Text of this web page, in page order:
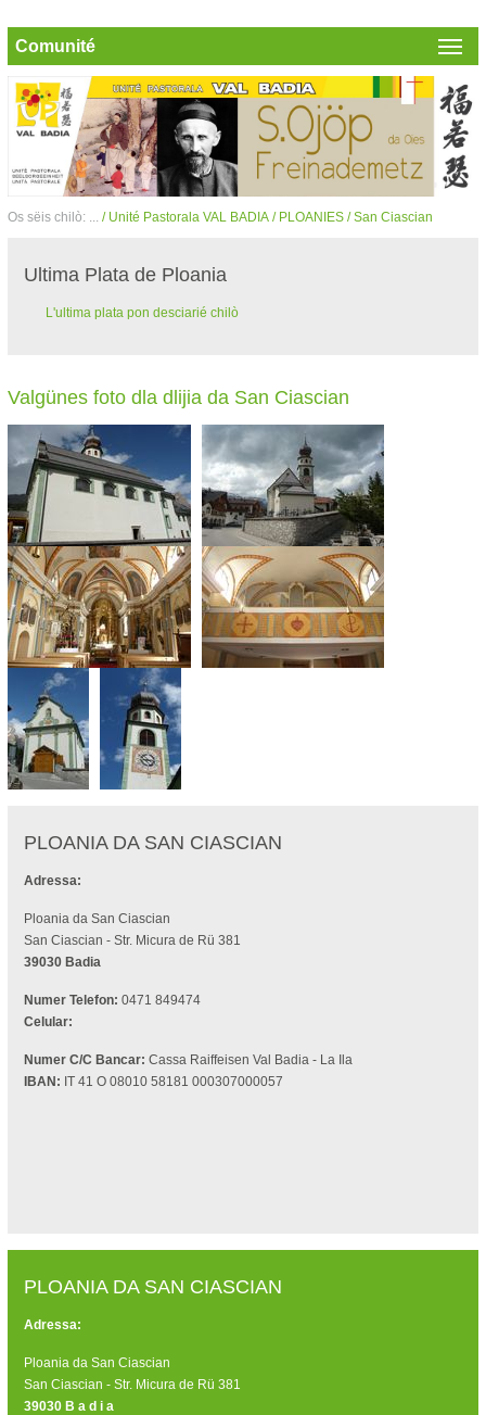
Comunité
Os sëis chilò: ... / Unité Pastorala VAL BADIA / PLOANIES / San Ciascian
Ultima Plata de Ploania
L'ultima plata pon desciarié chilò
Valgünes foto dla dlijia da San Ciascian
PLOANIA DA SAN CIASCIAN
Adressa:
Ploania da San Ciascian
San Ciascian - Str. Micura de Rü 381
39030 Badia
Numer Telefon: 0471 849474
Celular:
Numer C/C Bancar: Cassa Raiffeisen Val Badia - La Ila
IBAN: IT 41 O 08010 58181 000307000057
PLOANIA DA SAN CIASCIAN
Adressa:
Ploania da San Ciascian
San Ciascian - Str. Micura de Rü 381
39030 B a d i a